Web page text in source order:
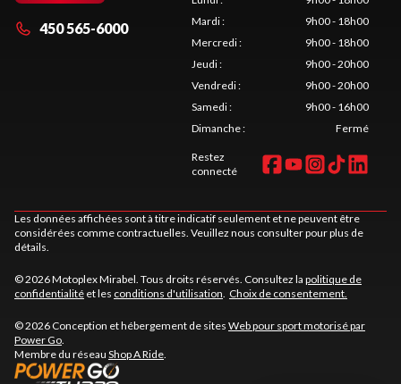
450 565-6000
Mardi:
9h00 - 18h00
Mercredi:
9h00 - 18h00
Jeudi:
9h00 - 20h00
Vendredi:
9h00 - 20h00
Samedi:
9h00 - 16h00
Dimanche: Fermé
Restez
connecté
Les données affichées sont à titre indicatif seulement et ne peuvent être
considérées comme contractuelles. Veuillez nous consulter pour plus de
détails.
© 2026 Motoplex Mirabel. Tous droits réservés. Consultez la politique de
confidentialité et les conditions d'utilisation. Choix de consentement.
© 2026 Conception et hébergement de sites Web pour sport motorisé par
Power Go.
Membre du réseau Shop A Ride.